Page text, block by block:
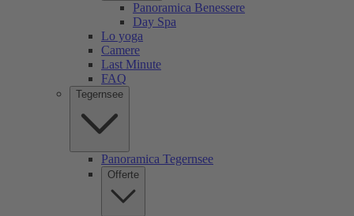
Panoramica Benessere
Day Spa
Lo yoga
Camere
Last Minute
FAQ
Tegernsee
Panoramica Tegernsee
Offerte